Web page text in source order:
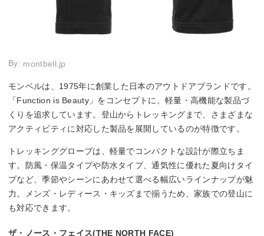
By: montbell.jp
モンベルは、1975年に創業した日本のアウトドアブランドです。
「Function is Beauty」をコンセプトに、軽量・高機能な製品づ
くりを追求しています。登山からトレッキングまで、さまざまな
アクティビティに対応した製品を展開しているのが特徴です。
トレッキンググローブは、軽量でコンパクトな設計が際立ちま
す。防風・保温タイプや防水タイプ、通気性に優れた夏向けタイ
プなど、季節やシーンにあわせて選べる幅広いラインナップが魅
力。メンズ・レディース・キッズまで揃うため、家族での登山に
も対応できます。
ザ・ノース・フェイス(THE NORTH FACE)